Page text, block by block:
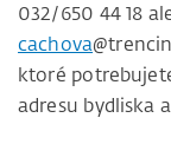
032/650 44 18
cachova
ktoré
adresu bydliska